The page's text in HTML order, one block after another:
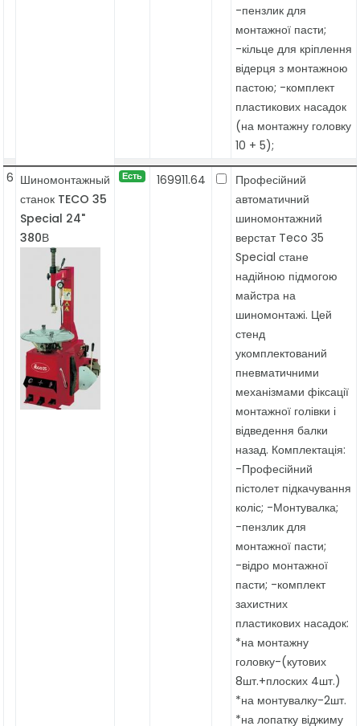
-пензлик для
монтажної пасти;
-кільце для кріплення
відерця з монтажною
пастою; -комплект
пластикових насадок
(на монтажну головку
10 + 5);
6 Шиномонтажный
станок TECO 35
Special 24"
380В
Есть 169911.64
Професійний
автоматичний
шиномонтажний
верстат Teco 35
Special стане
надійною підмогою
майстра на
шиномонтажі. Цей
стенд
укомплектований
пневматичними
механізмами фіксації
монтажної голівки і
відведення балки
назад. Комплектація:
-Професійний
пістолет підкачування
коліс; -Монтувалка;
-пензлик для
монтажної пасти;
-відро монтажної
пасти; -комплект
захистних
пластикових насадок:
*на монтажну
головку-(кутових
8шт.+плоских 4шт.)
*на монтувалку-2шт.
*на лопатку віджиму